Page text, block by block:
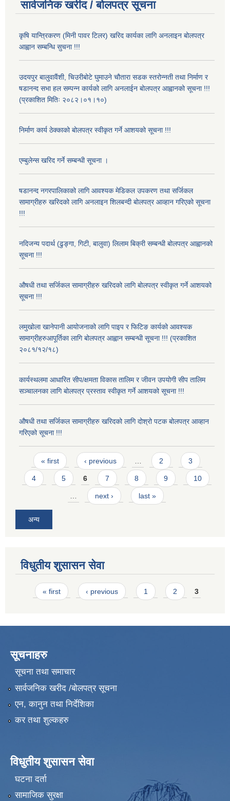
सार्वजनिक खरीद / बोलपत्र सूचना
कृषि यान्त्रिकरण (मिनी पावर टिलर) खरिद कार्यका लागि अनलाइन बोलपत्र
आह्वान सम्बन्धि सुचना !!!
उदयपुर बालुवावैंशी, चिउरीबोटे घुमाउने चौतारा सडक स्तरोन्नती तथा निर्माण र
षडानन्द सभा हल सम्पन्न कार्यको लागि अनलाईन बोलपत्र आह्वानको सूचना !!!
(प्रकाशित मितिः २०८२।०१।१०)
निर्माण कार्य ठेक्काको बोलपत्र स्वीकृत गर्ने आशयको सूचना !!!
एम्बुलेन्स खरिद गर्ने सम्बन्धी सूचना ।
षडानन्द नगरपालिकाको लागि आवश्यक मेडिकल उपकरण तथा सर्जिकल
सामाग्रीहरु खरिदको लागि अनलाइन शिलबन्दी बोलपत्र आव्हान गरिएको सूचना
!!!
नदिजन्य पदार्थ (ढुङ्गा, गिटी, बालुवा) लिलाम बिक्री सम्बन्धी बोलपत्र आह्वानको
सूचना !!!
औषधी तथा सर्जिकल सामाग्रीहरु खरिदको लागि बोलपत्र स्वीकृत गर्ने आशयको
सूचना !!!
लमुखोला खानेपानी आयोजनाको लागि पाइप र फिटिङ कार्यको आवश्यक
सामाग्रीहरुआपूर्तिका लागि बोलपत्र आह्वान सम्बन्धी सूचना !!! (प्रकाशित
२०८१/१२/१८)
कार्यस्थलमा आधारित सीप/क्षमता विकास तालिम र जीवन उपयोगी सीप तालिम
सञ्चालनका लागि बोलपत्र प्रस्ताव स्वीकृत गर्ने आशयको सूचना !!!
औषधी तथा सर्जिकल सामाग्रीहरु खरिदको लागि दोश्रो पटक बोलपत्र आव्हान
गरिएको सूचना !!!
Pages
« first ‹ previous 2 3
4 5 6 7 8 9 10
next › last »
अन्य
विधुतीय शुसासन सेवा
Pages
« first ‹ previous 1 2 3
सूचनाहरु
सूचना तथा समाचार
सार्वजनिक खरीद /बोलपत्र सूचना
एन, कानुन तथा निर्देशिका
कर तथा शुल्कहरु
विधुतीय शुसासन सेवा
घटना दर्ता
सामाजिक सुरक्षा